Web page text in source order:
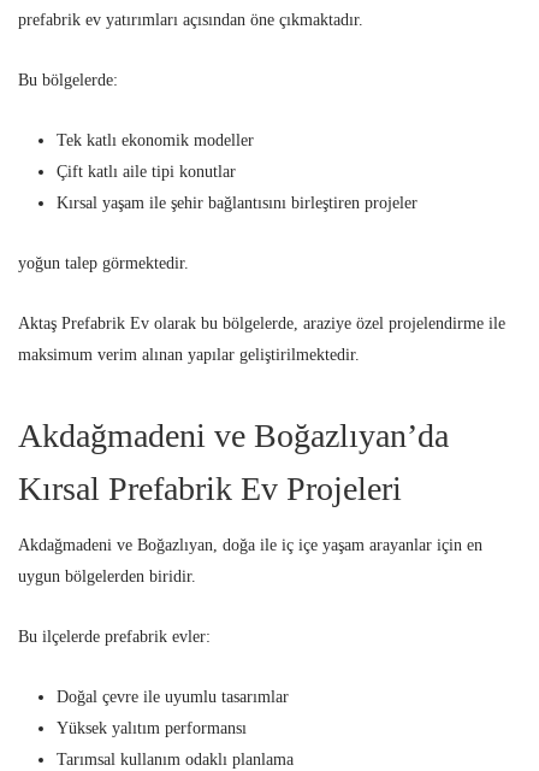
prefabrik ev yatırımları açısından öne çıkmaktadır.
Bu bölgelerde:
Tek katlı ekonomik modeller
Çift katlı aile tipi konutlar
Kırsal yaşam ile şehir bağlantısını birleştiren projeler
yoğun talep görmektedir.
Aktaş Prefabrik Ev olarak bu bölgelerde, araziye özel projelendirme ile
maksimum verim alınan yapılar geliştirilmektedir.
Akdağmadeni ve Boğazlıyan’da
Kırsal Prefabrik Ev Projeleri
Akdağmadeni ve Boğazlıyan, doğa ile iç içe yaşam arayanlar için en
uygun bölgelerden biridir.
Bu ilçelerde prefabrik evler:
Doğal çevre ile uyumlu tasarımlar
Yüksek yalıtım performansı
Tarımsal kullanım odaklı planlama